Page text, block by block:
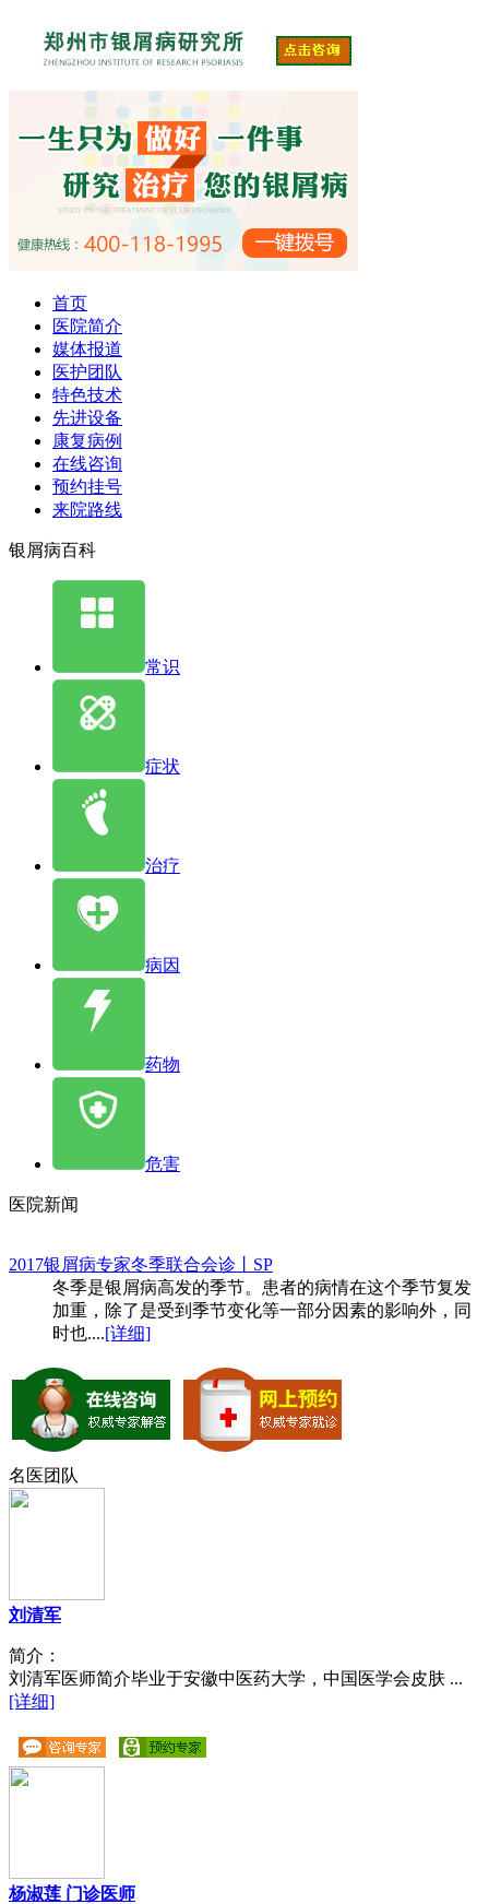
首页
医院简介
媒体报道
医护团队
特色技术
先进设备
康复病例
在线咨询
预约挂号
来院路线
银屑病百科
常识
症状
治疗
病因
药物
危害
医院新闻
2017银屑病专家冬季联合会诊丨SP
冬季是银屑病高发的季节。患者的病情在这个季节复发
加重，除了是受到季节变化等一部分因素的影响外，同
时也....[详细]
名医团队
刘清军
简介：
刘清军医师简介毕业于安徽中医药大学，中国医学会皮肤 ...
[详细]
杨淑莲 门诊医师